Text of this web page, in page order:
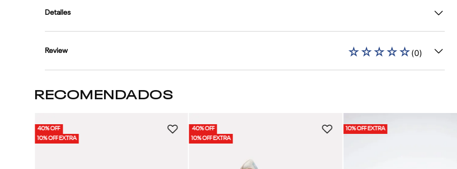
Detalles
Review ☆☆☆☆☆(0)
RECOMENDADOS
40% OFF
10% OFF EXTRA
40% OFF
10% OFF EXTRA
10% OFF EXTRA